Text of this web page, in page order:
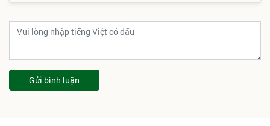
Cử tri phường Phú Thủy mong muốn ứng cử viên
đại biểu HĐND tỉnh gần dân, sát dân
05/03/2026
Ứng cử viên ĐBQH khóa XVI tiếp xúc cử tri phường
Phú Thủy, Mũi Né và Hàm Thắng
27/02/2026